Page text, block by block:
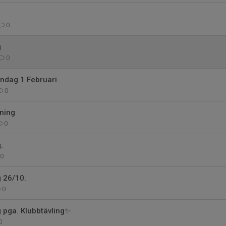
0
0
1 Februari
0
0
0
26/10.
0
Klubbtävling✨